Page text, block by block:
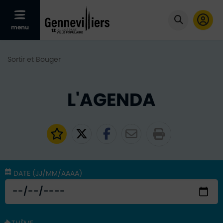
Afficher le menu mobile
menu Cliquer
Sortir et Bouger
L'AGENDA
Ajouter aux favoris
Partager sur Twitter
Partager sur
Partager par
DATE (JJ/MM/AAAA)